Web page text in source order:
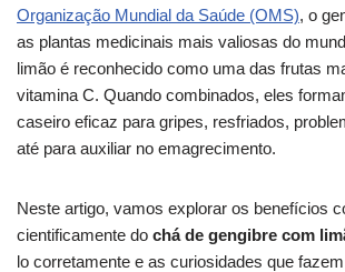
Organização Mundial da Saúde (OMS), o
as plantas medicinais mais valiosas do
limão é reconhecido como uma das frutas
vitamina C. Quando combinados, eles
caseiro eficaz para gripes, resfriados,
até para auxiliar no emagrecimento.
Neste artigo, vamos explorar os benefícios
cientificamente do chá de gengibre com
lo corretamente e as curiosidades que